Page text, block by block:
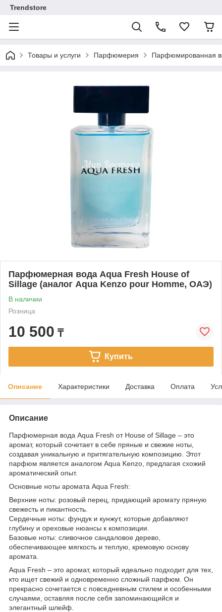
Trendstore
Товары и услуги Парфюмерия Парфюмированная
Парфюмерная вода Aqua Fresh House of
Sillage (аналог Aqua Kenzo pour Homme, ОАЭ)
В наличии
Розница
10 500 ₸
Купить
Описание Характеристики Доставка Оплата
Описание
Парфюмерная вода Aqua Fresh от House of Sillage – это
аромат, который сочетает в себе пряные и свежие ноты,
создавая уникальную и притягательную композицию. Этот
парфюм является аналогом Aqua Kenzo, предлагая схожий
ароматический опыт.
Основные ноты аромата Aqua Fresh:
Верхние ноты: розовый перец, придающий аромату пряную
свежесть и пикантность.
Сердечные ноты: фундук и кунжут, которые добавляют
глубину и ореховые нюансы к композиции.
Базовые ноты: сливочное сандаловое дерево,
обеспечивающее мягкость и теплую, кремовую основу
аромата.
Aqua Fresh – это аромат, который идеально подходит для тех,
кто ищет свежий и одновременно сложный парфюм. Он
прекрасно сочетается с повседневным стилем и особенными
случаями, оставляя после себя запоминающийся и
элегантный шлейф.